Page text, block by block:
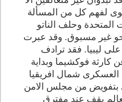
لفهم كل من المسألة
المتحدة وحلف الناتو
غير مسبوق. وقد عبرت
ليبيا. فقد ترادف
كارثة فوكشيما وبداية
شمال افريقيا
بتفويض من مجلس الامن
يقف عند مفترق